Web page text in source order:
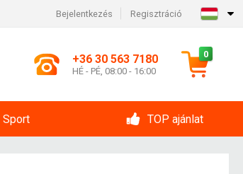
Bejelentkezés Regisztráció
+36 30 563 7180
HÉ - PÉ, 08:00 - 16:00
0
Sport TOP ajánlat